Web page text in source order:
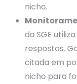
nicho.
da SGE
respostas.
citada em
nicho para